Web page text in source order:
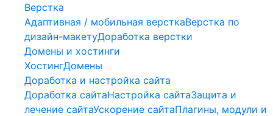
Верстка
Адаптивная / мобильная версткаВерстка по
дизайн-макетуДоработка верстки
Домены и хостинги
ХостингДомены
Доработка и настройка сайта
Доработка сайтаНастройка сайтаЗащита и
лечение сайтаУскорение сайтаПлагины, модули и